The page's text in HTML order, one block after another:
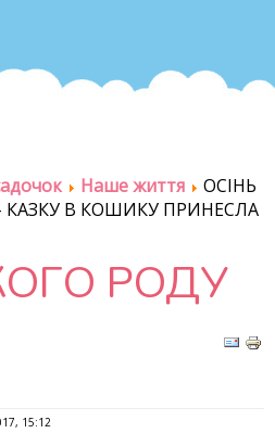
Наше життя
ОСІНЬ
В КОШИКУ ПРИНЕСЛА
РОДУ
15:12